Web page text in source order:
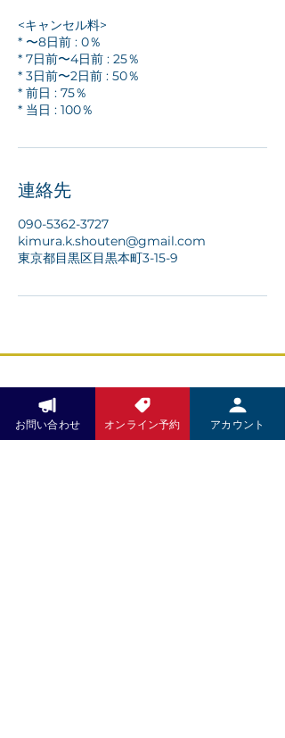
<キャンセル料>
* 〜8日前 : 0％
* 7日前〜4日前 : 25％
* 3日前〜2日前 : 50％
* 前日 : 75％
* 当日 : 100％
連絡先
090-5362-3727
kimura.k.shouten@gmail.com
東京都目黒区目黒本町3-15-9
お問い合わせ
お問い合わせ オンライン予約 アカウント